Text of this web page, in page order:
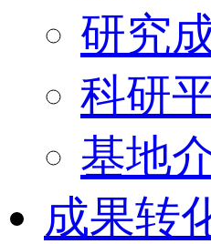
研究
科研
基地
成果转